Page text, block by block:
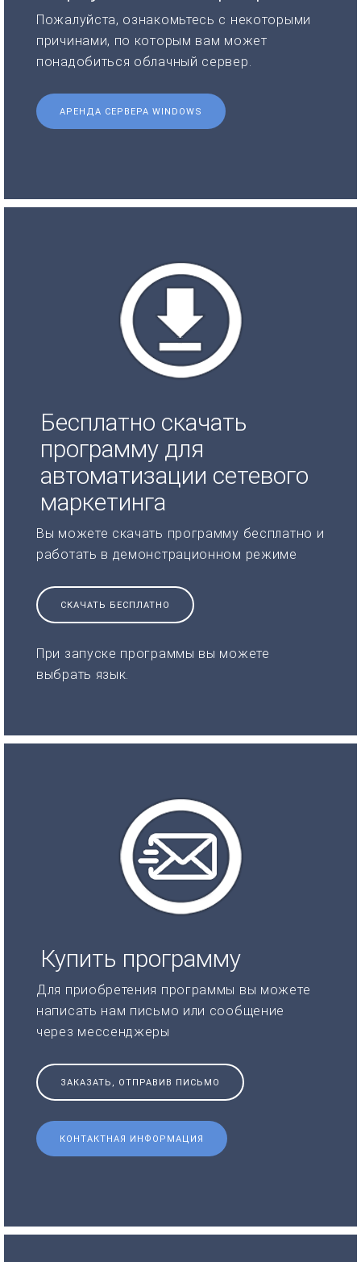
Пожалуйста, ознакомьтесь с некоторыми
причинами, по которым вам может
понадобиться облачный сервер.
АРЕНДА СЕРВЕРА WINDOWS
Бесплатно скачать
программу для
автоматизации сетевого
маркетинга
Вы можете скачать программу бесплатно и
работать в демонстрационном режиме
СКАЧАТЬ БЕСПЛАТНО
При запуске программы вы можете
выбрать язык.
Купить программу
Для приобретения программы вы можете
написать нам письмо или сообщение
через мессенджеры
ЗАКАЗАТЬ, ОТПРАВИВ ПИСЬМО
КОНТАКТНАЯ ИНФОРМАЦИЯ